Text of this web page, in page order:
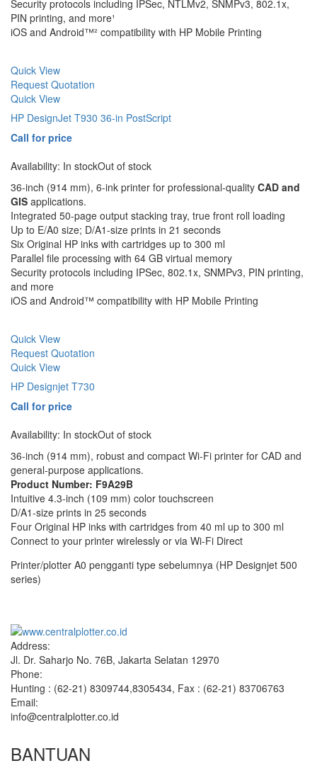
Security protocols including IPSec, NTLMv2, SNMPv3, 802.1x,
PIN printing, and more¹
iOS and Android™² compatibility with HP Mobile Printing
Quick View
Request Quotation
Quick View
HP DesignJet T930 36-in PostScript
Call for price
Availability: In stockOut of stock
36-inch (914 mm), 6-ink printer for professional-quality CAD and
GIS applications.
Integrated 50-page output stacking tray, true front roll loading
Up to E/A0 size; D/A1-size prints in 21 seconds
Six Original HP inks with cartridges up to 300 ml
Parallel file processing with 64 GB virtual memory
Security protocols including IPSec, 802.1x, SNMPv3, PIN printing,
and more
iOS and Android™ compatibility with HP Mobile Printing
Quick View
Request Quotation
Quick View
HP Designjet T730
Call for price
Availability: In stockOut of stock
36-inch (914 mm), robust and compact Wi-Fi printer for CAD and
general-purpose applications.
Product Number: F9A29B
Intuitive 4.3-inch (109 mm) color touchscreen
D/A1-size prints in 25 seconds
Four Original HP inks with cartridges from 40 ml up to 300 ml
Connect to your printer wirelessly or via Wi-Fi Direct
Printer/plotter A0 pengganti type sebelumnya (HP Designjet 500
series)
Address:
Jl. Dr. Saharjo No. 76B, Jakarta Selatan 12970
Phone:
Hunting : (62-21) 8309744,8305434, Fax : (62-21) 83706763
Email:
info@centralplotter.co.id
BANTUAN